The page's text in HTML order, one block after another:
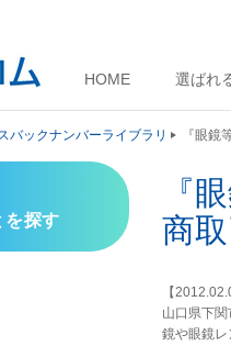
HOME 選ばれ
バックナンバーライブラリ 『眼鏡
『
商
【
山口県下
鏡や眼鏡
を探す